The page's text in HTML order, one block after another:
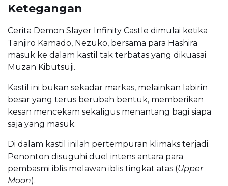
Ketegangan
Cerita Demon Slayer Infinity Castle dimulai ketika
Tanjiro Kamado, Nezuko, bersama para Hashira
masuk ke dalam kastil tak terbatas yang dikuasai
Muzan Kibutsuji.
Kastil ini bukan sekadar markas, melainkan labirin
besar yang terus berubah bentuk, memberikan
kesan mencekam sekaligus menantang bagi siapa
saja yang masuk.
Di dalam kastil inilah pertempuran klimaks terjadi.
Penonton disuguhi duel intens antara para
pembasmi iblis melawan iblis tingkat atas (Upper
Moon).